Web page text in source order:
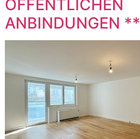
ÖFFENTLICHEN
ANBINDUNGEN **